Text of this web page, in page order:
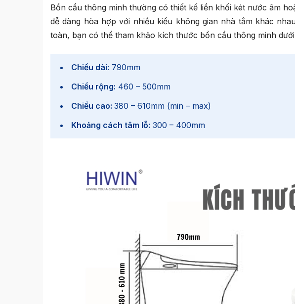
Bồn cầu thông minh thường có thiết kế liền khối két nước âm
dễ dàng hòa hợp với nhiều kiểu không gian nhà tắm khác
toàn, bạn có thể tham khảo kích thước bồn cầu thông minh
Chiều dài: 790mm
Chiều rộng: 460 – 500mm
Chiều cao: 380 – 610mm (min – max)
Khoảng cách tâm lỗ: 300 – 400mm